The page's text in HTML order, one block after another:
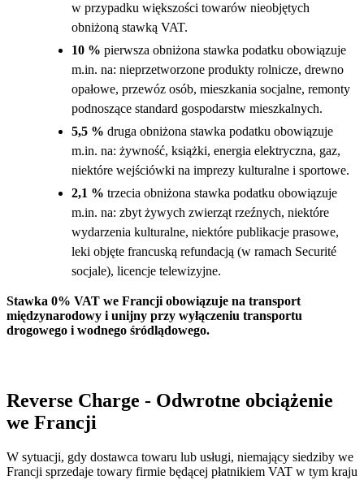
w przypadku większości towarów nieobjętych
obniżoną stawką VAT.
10 % pierwsza obniżona stawka podatku obowiązuje
m.in. na: nieprzetworzone produkty rolnicze, drewno
opałowe, przewóz osób, mieszkania socjalne, remonty
podnoszące standard gospodarstw mieszkalnych.
5,5 % druga obniżona stawka podatku obowiązuje
m.in. na: żywność, książki, energia elektryczna, gaz,
niektóre wejściówki na imprezy kulturalne i sportowe.
2,1 % trzecia obniżona stawka podatku obowiązuje
m.in. na: zbyt żywych zwierząt rzeźnych, niektóre
wydarzenia kulturalne, niektóre publikacje prasowe,
leki objęte francuską refundacją (w ramach Securité
socjale), licencje telewizyjne.
Stawka 0% VAT we Francji obowiązuje na transport
międzynarodowy i unijny przy wyłączeniu transportu
drogowego i wodnego śródlądowego.
Reverse Charge - Odwrotne obciążenie
we Francji
W sytuacji, gdy dostawca towaru lub usługi, niemający siedziby we
Francji sprzedaje towary firmie będącej płatnikiem VAT w tym kraju